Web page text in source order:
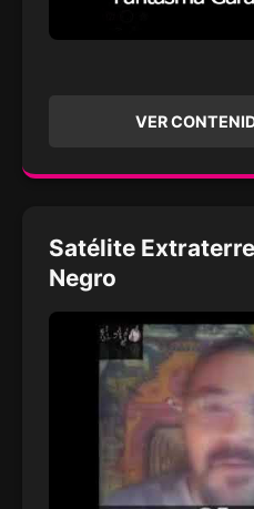
VER
Satélite
Negro